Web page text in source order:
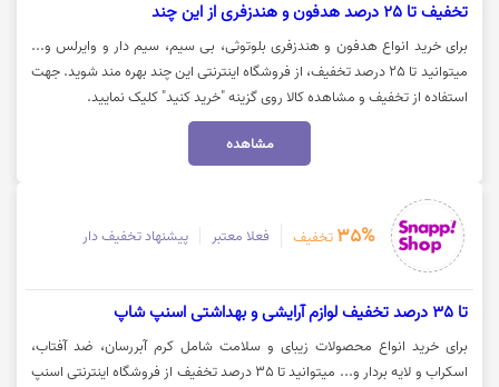
تخفیف تا 25 درصد هدفون و هندزفری از این چند
برای خرید انواع هدفون و هندزفری بلوتوثی، بی سیم، سیم دار و وایرلس و...
میتوانید تا 25 درصد تخفیف، از فروشگاه اینترنتی این چند بهره مند شوید. جهت
استفاده از تخفیف و مشاهده کالا روی گزینه "خرید کنید" کلیک نمایید.
مشاهده
35% تخفیف فعلا معتبر پیشنهاد تخفیف دار
تا 35 درصد تخفیف لوازم آرایشی و بهداشتی اسنپ شاپ
برای خرید انواع محصولات زیبای و سلامت شامل کرم آبررسان، ضد آفتاب،
اسکراب و لایه بردار و... میتوانید تا 35 درصد تخفیف از فروشگاه اینترنتی اسنپ